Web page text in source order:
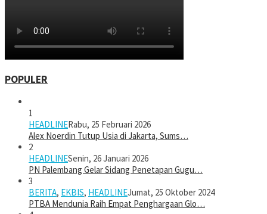
POPULER
1
HEADLINERabu, 25 Februari 2026
Alex Noerdin Tutup Usia di Jakarta, Sums…
2
HEADLINESenin, 26 Januari 2026
PN Palembang Gelar Sidang Penetapan Gugu…
3
BERITA, EKBIS, HEADLINEJumat, 25 Oktober 2024
PTBA Mendunia Raih Empat Penghargaan Glo…